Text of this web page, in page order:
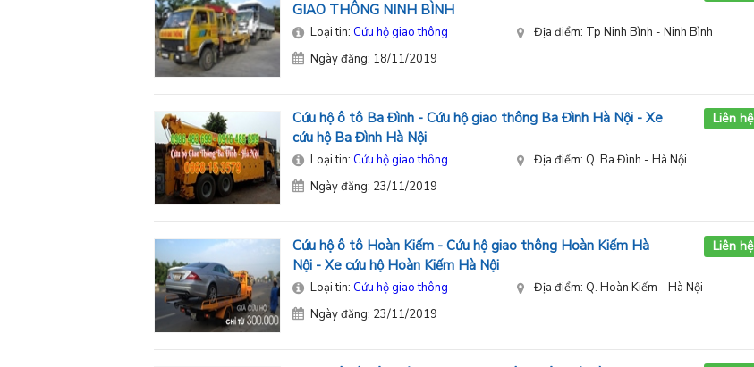
GIAO THÔNG NINH BÌNH
Loại tin: Cứu hộ giao thông
Địa điểm: Tp Ninh Bình - Ninh Bình
Ngày đăng: 18/11/2019
Cứu hộ ô tô Ba Đình - Cứu hộ giao thông Ba Đình Hà Nội - Xe
cứu hộ Ba Đình Hà Nội
Liên hệ
Loại tin: Cứu hộ giao thông
Địa điểm: Q. Ba Đình - Hà Nội
Ngày đăng: 23/11/2019
Cứu hộ ô tô Hoàn Kiếm - Cứu hộ giao thông Hoàn Kiếm Hà
Nội - Xe cứu hộ Hoàn Kiếm Hà Nội
Liên hệ
Loại tin: Cứu hộ giao thông
Địa điểm: Q. Hoàn Kiếm - Hà Nội
Ngày đăng: 23/11/2019